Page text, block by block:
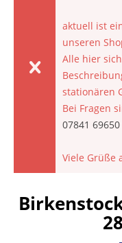
aktuell ist
unseren
Alle hier
stationären
Bei Fragen
07841 69650
Viele Grüße